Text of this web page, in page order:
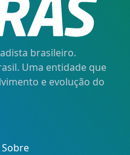
brasileiro.
Uma entidade que
e evolução do
Sobre